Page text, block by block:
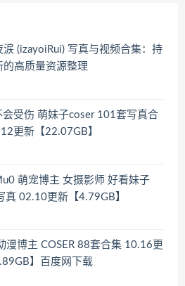
涙 (izayoiRui) 写真与视频合集：持
的高质量资源整理
会受伤 萌妹子coser 101套写真合
更新【22.07GB】
萌宠博主 女摄影师 好看妹子
真 02.10更新【4.79GB】
漫博主 COSER 88套合集 10.16更
】百度网下载